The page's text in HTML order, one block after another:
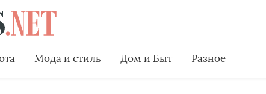
Мода и стиль Дом и Быт Разное